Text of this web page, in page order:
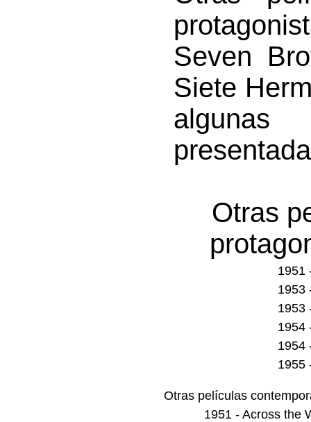
Seven
Siete
Otras
1951
1953
1953
1954
1954
1955
Otras películas
1951 - Across the